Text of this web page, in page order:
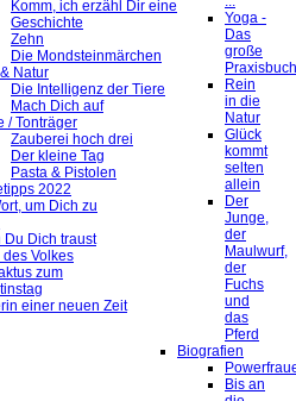
Komm, ich erzähl Dir eine
Geschichte
Zehn
Die Mondsteinmärchen
Natur
Die Intelligenz der Tiere
Mach Dich auf
/ Tonträger
Zauberei hoch drei
Der kleine Tag
Pasta & Pistolen
2022
um Dich zu
Du Dich traust
des Volkes
zum
einer neuen Zeit
Yoga -
Das
große
Praxisbuch
Rein
in die
Natur
Glück
kommt
selten
allein
Der
Junge,
der
Maulwurf,
der
Fuchs
und
das
Pferd
Biografien
Bis an